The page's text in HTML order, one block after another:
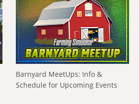
Barnyard MeetUps: Info &
Schedule for Upcoming Events